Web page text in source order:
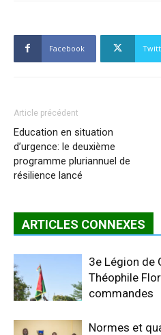
Facebook
Article précédent
Education en situation
d’urgence: le deuxième
programme pluriannuel de
résilience lancé
ARTICLES CONNEXES
3e Légion de
Théophile
commandes
Normes et